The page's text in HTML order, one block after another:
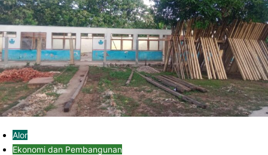
Alor
Ekonomi dan Pembangunan